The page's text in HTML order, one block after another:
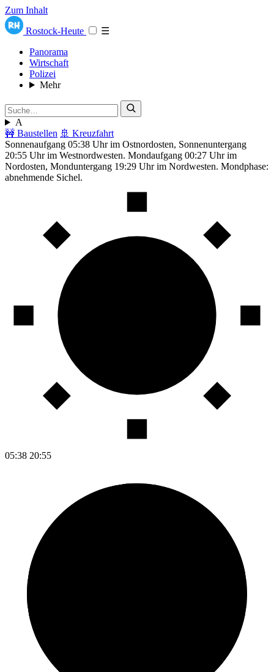
Zum Inhalt
Rostock-Heute
☰
Panorama
Wirtschaft
Polizei
Mehr
A
🚧 Baustellen 🚢 Kreuzfahrt
Sonnenaufgang 05:38 Uhr im Ostnordosten, Sonnenuntergang
20:55 Uhr im Westnordwesten. Mondaufgang 00:27 Uhr im
Nordosten, Monduntergang 19:29 Uhr im Nordwesten. Mondphase:
abnehmende Sichel.
05:38 20:55